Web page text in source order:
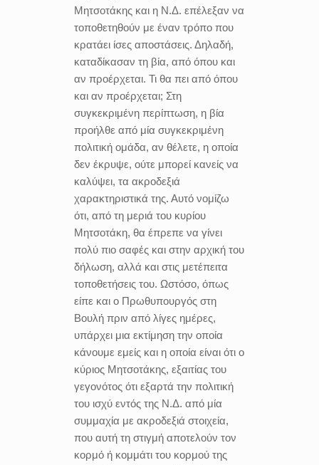
Μητσοτάκης και η Ν.Δ. επέλεξαν να
τοποθετηθούν με έναν τρόπο που
κρατάει ίσες αποστάσεις. Δηλαδή,
καταδίκασαν τη βία, από όπου και
αν προέρχεται. Τι θα πει από όπου
και αν προέρχεται; Στη
συγκεκριμένη περίπτωση, η βία
προήλθε από μία συγκεκριμένη
πολιτική ομάδα, αν θέλετε, η οποία
δεν έκρυψε, ούτε μπορεί κανείς να
καλύψει, τα ακροδεξιά
χαρακτηριστικά της. Αυτό νομίζω
ότι, από τη μεριά του κυρίου
Μητσοτάκη, θα έπρεπε να γίνει
πολύ πιο σαφές και στην αρχική του
δήλωση, αλλά και στις μετέπειτα
τοποθετήσεις του. Ωστόσο, όπως
είπε και ο Πρωθυπουργός στη
Βουλή πριν από λίγες ημέρες,
υπάρχει μια εκτίμηση την οποία
κάνουμε εμείς και η οποία είναι ότι ο
κύριος Μητσοτάκης, εξαιτίας του
γεγονότος ότι εξαρτά την πολιτική
του ισχύ εντός της Ν.Δ. από μία
συμμαχία με ακροδεξιά στοιχεία,
που αυτή τη στιγμή αποτελούν τον
κορμό ή κομμάτι του κορμού της